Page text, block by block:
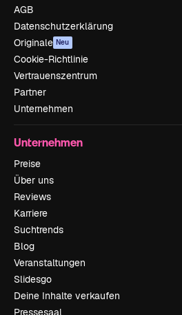
AGB
Datenschutzerklärung
Originale Neu
Cookie-Richtlinie
Vertrauenszentrum
Partner
Unternehmen
Unternehmen
Preise
Über uns
Reviews
Karriere
Suchtrends
Blog
Veranstaltungen
Slidesgo
Deine Inhalte verkaufen
Pressesaal